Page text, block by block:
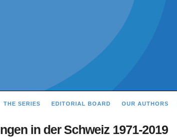
THE SERIES EDITORIAL BOARD OUR AUTHORS
in der Schweiz 1971-2019